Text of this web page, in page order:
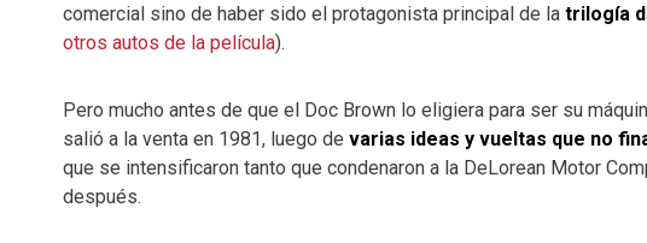
comercial sino de haber sido el protagonista principal de la trilogía
otros autos de la película).
Pero mucho antes de que el Doc Brown lo eligiera para ser su
salió a la venta en 1981, luego de varias ideas y vueltas que no
que se intensificaron tanto que condenaron a la DeLorean Motor
después.